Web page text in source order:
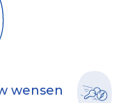
wensen